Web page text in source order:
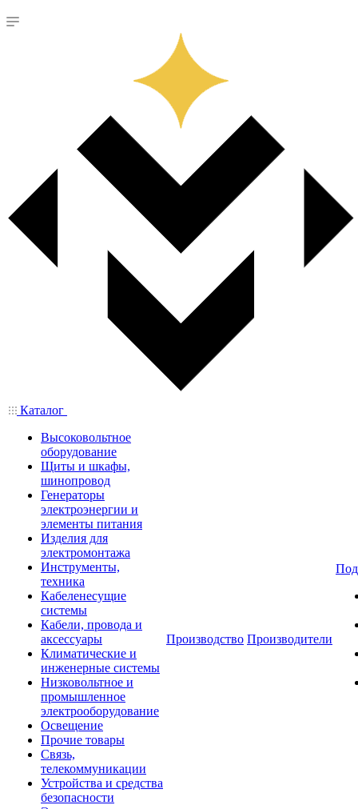
Каталог
Высоковольтное
оборудование
Щиты и шкафы,
шинопровод
Генераторы
электроэнергии и
элементы питания
Изделия для
электромонтажа
Инструменты,
техника
Кабеленесущие
системы
Кабели, провода и
аксессуары
Климатические и
инженерные системы
Низковольтное и
промышленное
электрооборудование
Освещение
Прочие товары
Связь,
телекоммуникации
Устройства и средства
безопасности
Производство Производители